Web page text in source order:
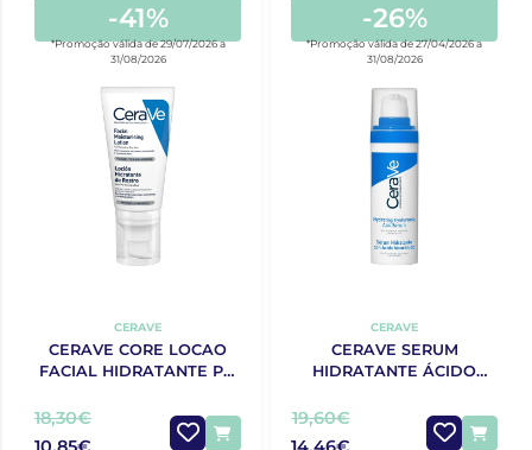
-41%
*Promoção válida de 29/07/2026 a
31/08/2026
CERAVE
CERAVE CORE LOCAO
FACIAL HIDRATANTE PM
18,30€
-26%
*Promoção válida de 27/04/2026 a
31/08/2026
CERAVE
CERAVE SERUM
HIDRATANTE ÁCIDO
19,60€